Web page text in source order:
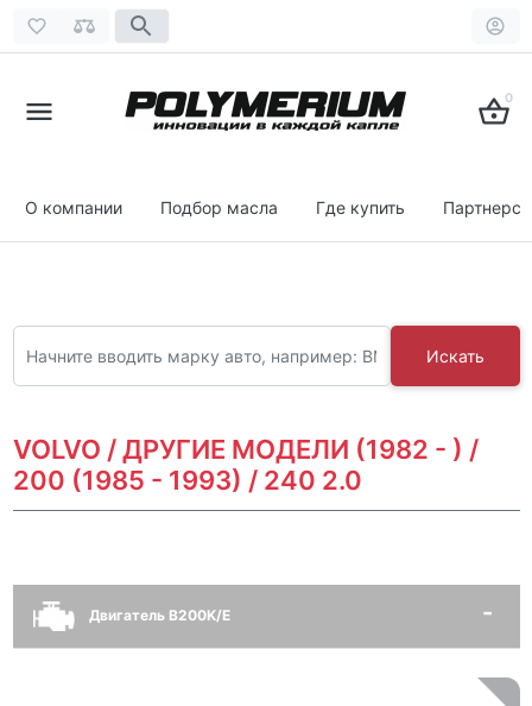
0
О компании Подбор масла Где купить
Искать
VOLVO / ДРУГИЕ МОДЕЛИ (1982 - ) /
200 (1985 - 1993) / 240 2.0
Двигатель B200K/E